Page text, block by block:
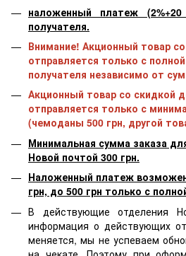
наложенный платеж
получателя.
Внимание! Акционный товар
отправляется только с
получателя независимо от
Акционный товар со скидкой
отправляется только с
(чемоданы 500 грн, другой
Минимальная сумма заказа
Новой почтой 300 грн.
Наложенный платеж
грн, до 500 грн только с
В действующие отделения
информация о действующих
меняется, мы не успеваем